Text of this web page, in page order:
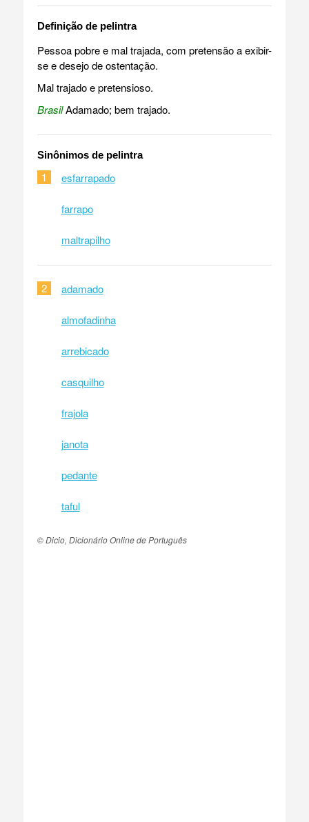
Definição de pelintra
Pessoa pobre e mal trajada, com pretensão a exibir-
se e desejo de ostentação.
Mal trajado e pretensioso.
BrasilAdamado; bem trajado.
Sinônimos de pelintra
1 esfarrapado
farrapo
maltrapilho
2 adamado
almofadinha
arrebicado
casquilho
frajola
janota
pedante
taful
© Dicio, Dicionário Online de Português